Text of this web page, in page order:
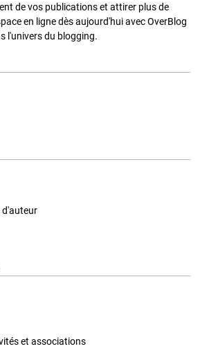
de vos publications et attirer plus de
en ligne dès aujourd'hui avec OverBlog
l'univers du blogging.
d'auteur
et associations